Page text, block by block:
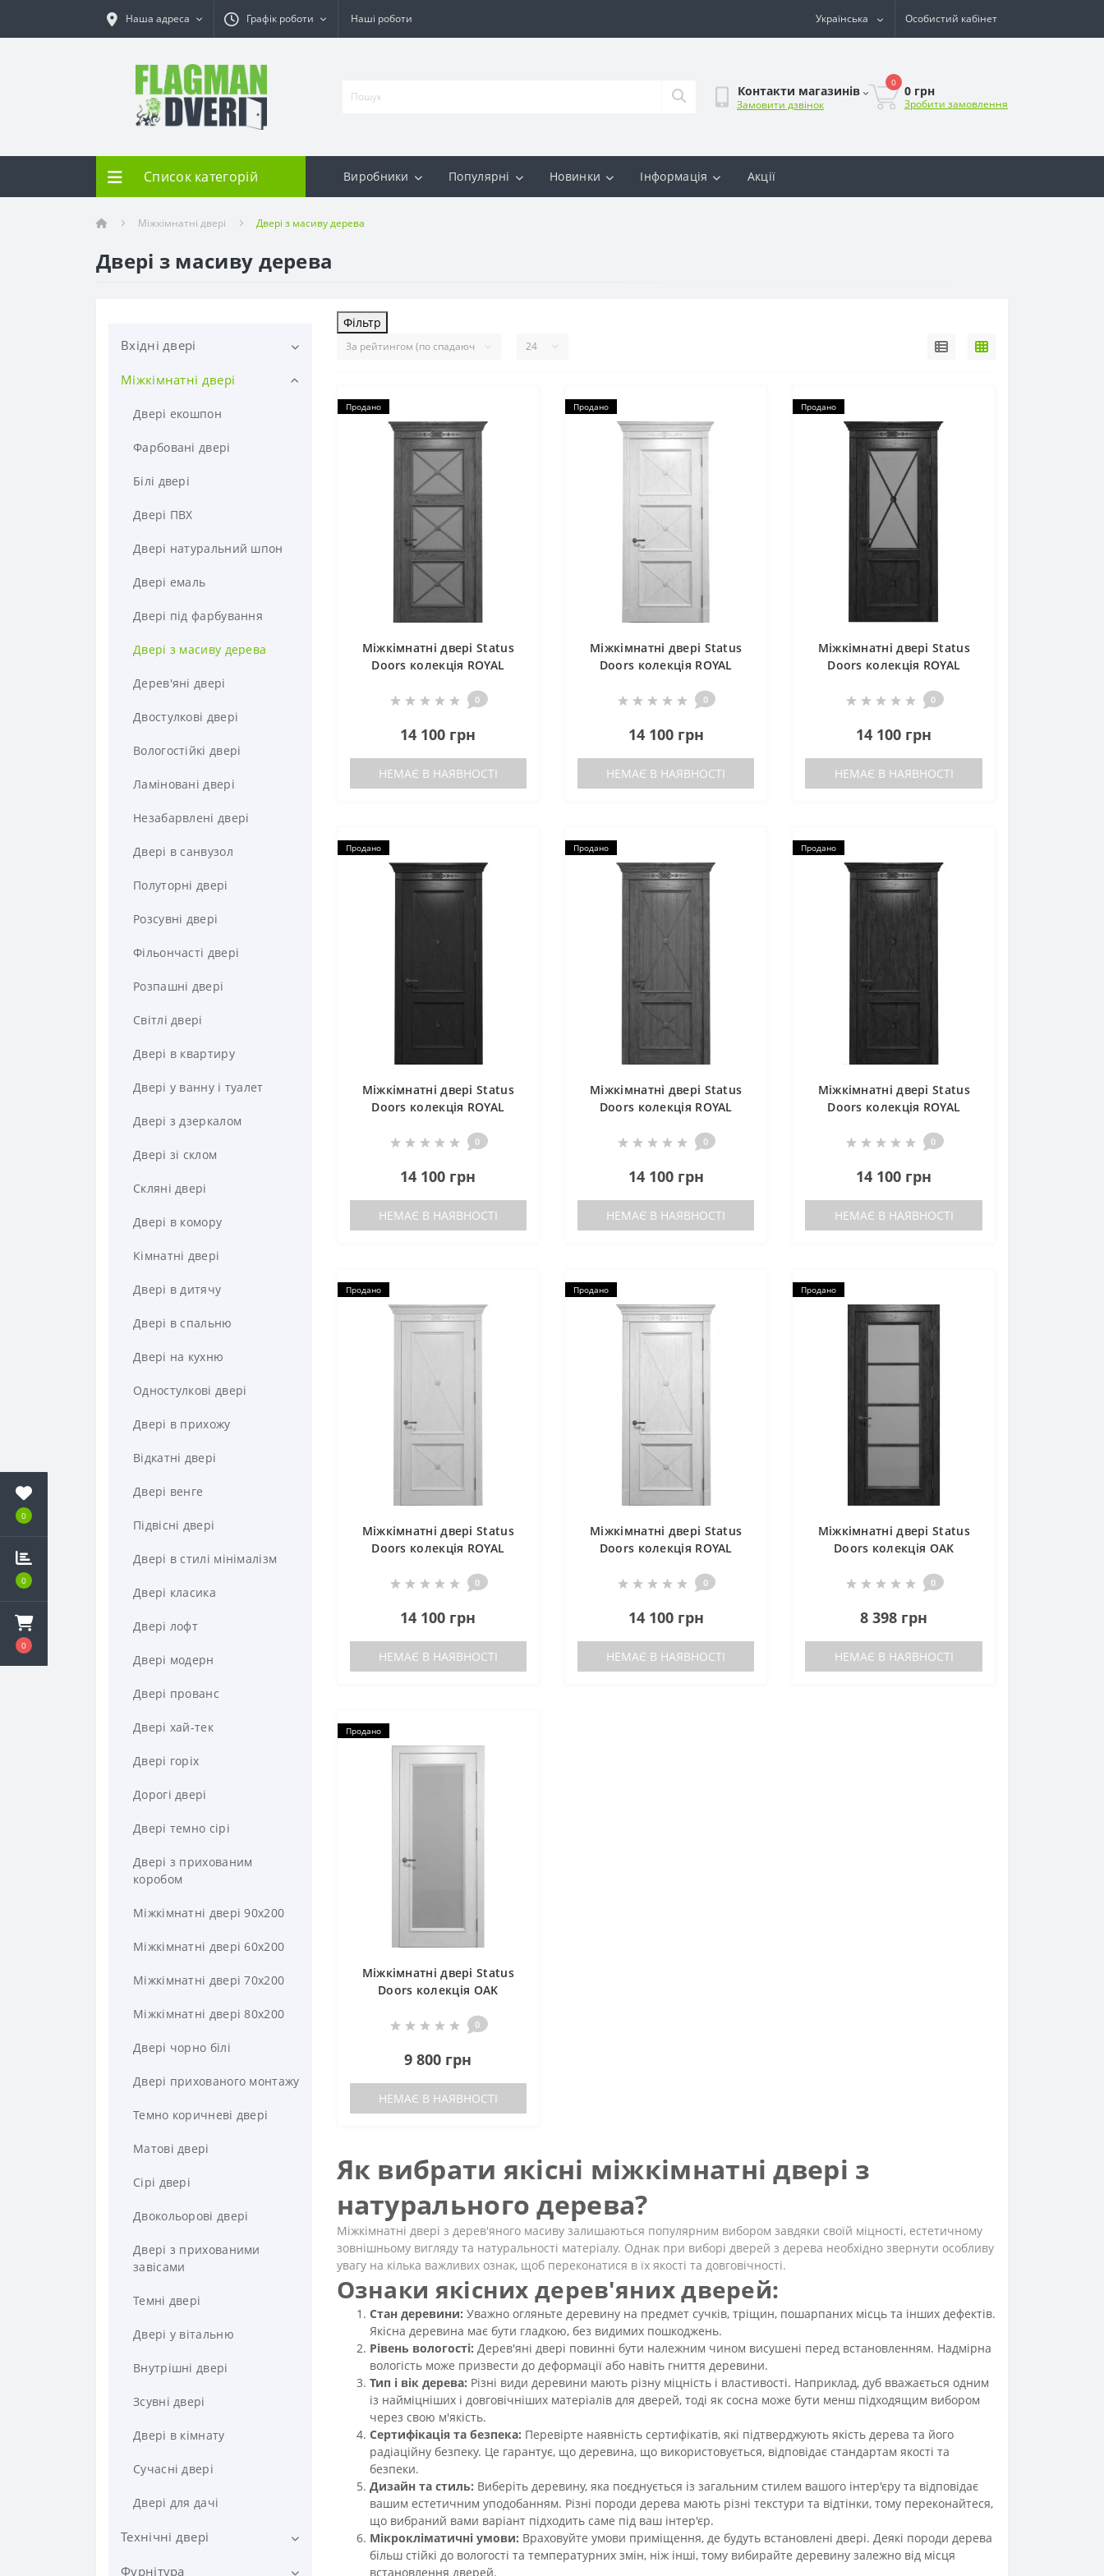
0
0
0
Наша адреса Графік роботи Наші роботи Українська Особистий кабінет
Контакти магазинів
Замовити дзвінок
0
0 грн
Зробити замовлення
Список категорій Виробники Популярні Новинки Інформація Акції
Міжкімнатні двері Двері з масиву дерева
Двері з масиву дерева
Вхідні двері
Двері в наявності
Двері в квартиру
Двері в будинок
Двері з терморозривом
Полуторні двері
Металеві з МДФ двері
Двері з шумоізоляцією
Теплі двері
Двері сендвіч панель
Двері зі склопакетом
Броньовані двері
Металеві двері
Двері МДФ
Двері під бетон
Зовнішні двері
Двері з ковкою
Двокольорові двері
Двері хай-тек
Білі двері
Другі двері
Двері в котельню
Двері в котедж
Двері 1200 мм
Двері в офіс
Двері графіт
Двері для дачі
Двері класика
Двері мінімалізм
Двері модерн
Двері прованс
Двері преміум класу
Двері з дзеркалом
Двері з коробкою
Двері з порошковим
Тамбурні двері
Темні двері
Вуличні двері
Чорні двері
Елітні двері
Міжкімнатні двері
Двері екошпон
Фарбовані двері
Білі двері
Двері ПВХ
Двері натуральний шпон
Двері емаль
Двері під фарбування
Двері з масиву дерева
Дерев'яні двері
Двостулкові двері
Вологостійкі двері
Ламіновані двері
Незабарвлені двері
Двері в санвузол
Полуторні двері
Розсувні двері
Фільончасті двері
Розпашні двері
Світлі двері
Двері в квартиру
Двері у ванну і туалет
Двері з дзеркалом
Двері зі склом
Скляні двері
Двері в комору
Кімнатні двері
Двері в дитячу
Двері в спальню
Двері на кухню
Одностулкові двері
Двері в прихожу
Відкатні двері
Двері венге
Підвісні двері
Двері в стилі мінімалізм
Двері класика
Двері лофт
Двері модерн
Двері прованс
Двері хай-тек
Двері горіх
Дорогі двері
Двері темно сірі
Двері з прихованим
коробом
Міжкімнатні двері 90х200
Міжкімнатні двері 60х200
Міжкімнатні двері 70х200
Міжкімнатні двері 80х200
Двері чорно білі
Двері прихованого монтажу
Темно коричневі двері
Матові двері
Сірі двері
Двокольорові двері
Двері з прихованими
завісами
Темні двері
Двері у вітальню
Внутрішні двері
Зсувні двері
Двері в кімнату
Сучасні двері
Двері для дачі
Технічні двері
Стандартні технічні двері
Фурнітура
Фільтр
Продано
Міжкімнатні двері Status
Doors колекція ROYAL
0
14 100 грн
НЕМАЄ В НАЯВНОСТІ
Продано
Міжкімнатні двері Status
Doors колекція ROYAL
0
14 100 грн
НЕМАЄ В НАЯВНОСТІ
Продано
Міжкімнатні двері Status
Doors колекція ROYAL
0
14 100 грн
НЕМАЄ В НАЯВНОСТІ
Продано
Міжкімнатні двері Status
Doors колекція ROYAL
0
14 100 грн
НЕМАЄ В НАЯВНОСТІ
Продано
Міжкімнатні двері Status
Doors колекція ROYAL
0
14 100 грн
НЕМАЄ В НАЯВНОСТІ
Продано
Міжкімнатні двері Status
Doors колекція ROYAL
0
14 100 грн
НЕМАЄ В НАЯВНОСТІ
Продано
Міжкімнатні двері Status
Doors колекція ROYAL
0
14 100 грн
НЕМАЄ В НАЯВНОСТІ
Продано
Міжкімнатні двері Status
Doors колекція ROYAL
0
14 100 грн
НЕМАЄ В НАЯВНОСТІ
Продано
Міжкімнатні двері Status
Doors колекція OAK
0
8 398 грн
НЕМАЄ В НАЯВНОСТІ
Продано
Міжкімнатні двері Status
Doors колекція OAK
0
9 800 грн
НЕМАЄ В НАЯВНОСТІ
Як вибрати якісні міжкімнатні двері з
натурального дерева?
Міжкімнатні двері з дерев'яного масиву залишаються популярним вибором завдяки своїй міцності, естетичному
зовнішньому вигляду та натуральності матеріалу. Однак при виборі дверей з дерева необхідно звернути особливу
увагу на кілька важливих ознак, щоб переконатися в їх якості та довговічності.
Ознаки якісних дерев'яних дверей:
Стан деревини: Уважно огляньте деревину на предмет сучків, тріщин, пошарпаних місць та інших дефектів.
Якісна деревина має бути гладкою, без видимих пошкоджень.
Рівень вологості: Дерев'яні двері повинні бути належним чином висушені перед встановленням. Надмірна
вологість може призвести до деформації або навіть гниття деревини.
Тип і вік дерева: Різні види деревини мають різну міцність і властивості. Наприклад, дуб вважається одним
із найміцніших і довговічніших матеріалів для дверей, тоді як сосна може бути менш підходящим вибором
через свою м'якість.
Сертифікація та безпека: Перевірте наявність сертифікатів, які підтверджують якість дерева та його
радіаційну безпеку. Це гарантує, що деревина, що використовується, відповідає стандартам якості та
безпеки.
Дизайн та стиль: Виберіть деревину, яка поєднується із загальним стилем вашого інтер'єру та відповідає
вашим естетичним уподобанням. Різні породи дерева мають різні текстури та відтінки, тому переконайтеся,
що вибраний вами варіант підходить саме під ваш інтер'єр.
Мікрокліматичні умови: Враховуйте умови приміщення, де будуть встановлені двері. Деякі породи дерева
більш стійкі до вологості та температурних змін, ніж інші, тому вибирайте деревину залежно від місця
встановлення дверей.